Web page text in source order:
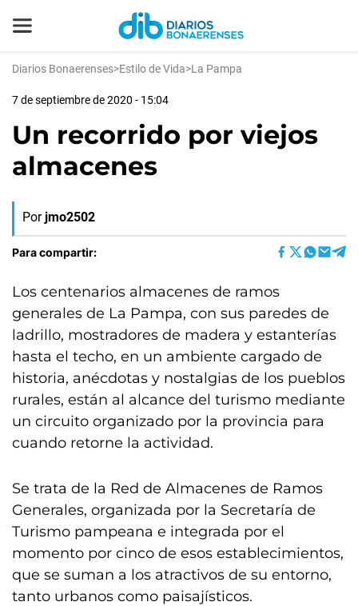
Diarios Bonaerenses>Estilo de Vida>La Pampa
7 de septiembre de 2020 - 15:04
Un recorrido por viejos
almacenes
Por jmo2502
Para compartir:
Los centenarios almacenes de ramos
generales de La Pampa, con sus paredes de
ladrillo, mostradores de madera y estanterías
hasta el techo, en un ambiente cargado de
historia, anécdotas y nostalgias de los pueblos
rurales, están al alcance del turismo mediante
un circuito organizado por la provincia para
cuando retorne la actividad.
Se trata de la Red de Almacenes de Ramos
Generales, organizada por la Secretaría de
Turismo pampeana e integrada por el
momento por cinco de esos establecimientos,
que se suman a los atractivos de su entorno,
tanto urbanos como paisajísticos.